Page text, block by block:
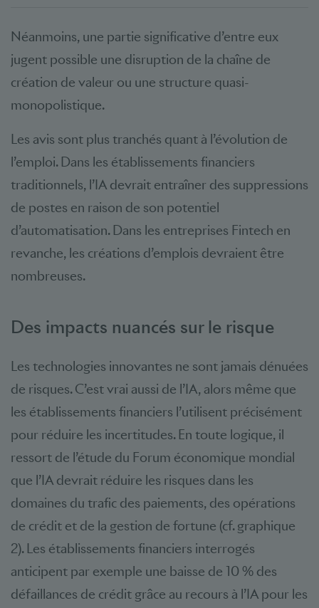
Néanmoins, une partie significative d’entre eux
jugent possible une disruption de la chaîne de
création de valeur ou une structure quasi-
monopolistique.
Les avis sont plus tranchés quant à l’évolution de
l’emploi. Dans les établissements financiers
traditionnels, l’IA devrait entraîner des suppressions
de postes en raison de son potentiel
d’automatisation. Dans les entreprises Fintech en
revanche, les créations d’emplois devraient être
nombreuses.
Des impacts nuancés sur le risque
Les technologies innovantes ne sont jamais dénuées
de risques. C’est vrai aussi de l’IA, alors même que
les établissements financiers l’utilisent précisément
pour réduire les incertitudes. En toute logique, il
ressort de l’étude du Forum économique mondial
que l’IA devrait réduire les risques dans les
domaines du trafic des paiements, des opérations
de crédit et de la gestion de fortune (cf. graphique
2). Les établissements financiers interrogés
anticipent par exemple une baisse de 10 % des
défaillances de crédit grâce au recours à l’IA pour les